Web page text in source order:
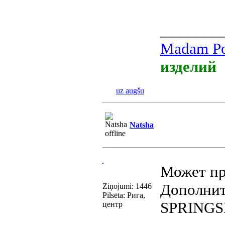
Madam
изделий
uz augšu
Natsha
Ziņojumi: 1446
Pilsēta: Рига,
центр
Может